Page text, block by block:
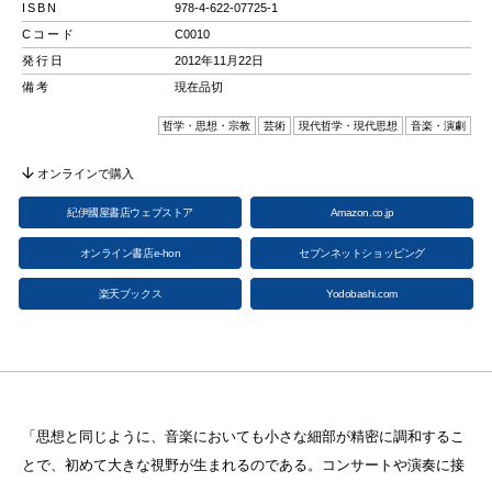
ISBN
978-4-622-07725-1
Cコード
C0010
発行日
2012年11月22日
備考
現在品切
哲学・思想・宗教 芸術 現代哲学・現代思想 音楽・演劇
オンラインで購入
紀伊國屋書店ウェブストア Amazon.co.jp
オンライン書店e-hon セブンネットショッピング
楽天ブックス Yodobashi.com
「思想と同じように、音楽においても小さな細部が精密に調和するこ
とで、初めて大きな視野が生まれるのである。コンサートや演奏に接